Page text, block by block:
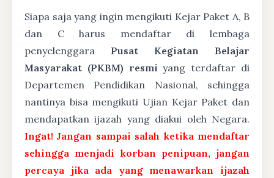
Siapa saja yang ingin mengikuti Kejar Paket A, B
dan C harus mendaftar di lembaga
penyelenggara Pusat Kegiatan Belajar
Masyarakat (PKBM) resmi yang terdaftar di
Departemen Pendidikan Nasional, sehingga
nantinya bisa mengikuti Ujian Kejar Paket dan
mendapatkan ijazah yang diakui oleh Negara.
Ingat! Jangan sampai salah ketika mendaftar
sehingga menjadi korban penipuan, jangan
percaya jika ada yang menawarkan ijazah